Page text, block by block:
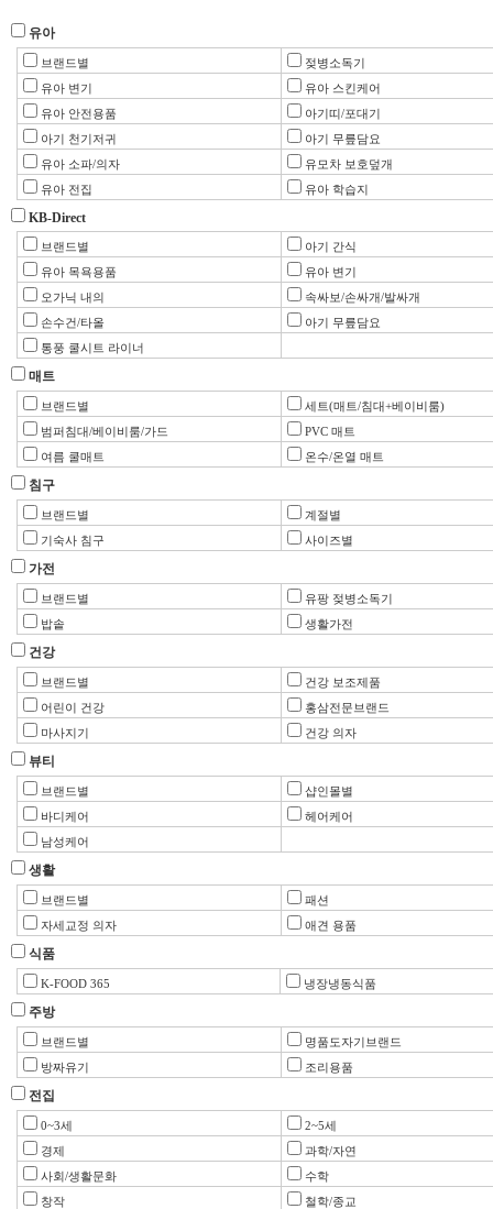
유아
브랜드별 젖병소독기
유아 변기 유아 스킨케어
유아 안전용품 아기띠/포대기
아기 천기저귀 아기 무릎담요
유아 소파/의자 유모차 보호덮개
유아 전집 유아 학습지
KB-Direct
브랜드별 아기 간식
유아 목욕용품 유아 변기
오가닉 내의 속싸보/손싸개/발싸개
손수건/타올 아기 무릎담요
통풍 쿨시트 라이너
매트
브랜드별 세트(매트/침대+베이비룸)
범퍼침대/베이비룸/가드 PVC 매트
여름 쿨매트 온수/온열 매트
침구
브랜드별 계절별
기숙사 침구 사이즈별
가전
브랜드별 유팡 젖병소독기
밥솥 생활가전
건강
브랜드별 건강 보조제품
어린이 건강 홍삼전문브랜드
마사지기 건강 의자
뷰티
브랜드별 샵인몰별
바디케어 헤어케어
남성케어
생활
브랜드별 패션
자세교정 의자 애견 용품
식품
K-FOOD 365 냉장냉동식품
주방
브랜드별 명품도자기브랜드
방짜유기 조리용품
전집
0~3세 2~5세
경제 과학/자연
사회/생활문화 수학
창작 철학/종교